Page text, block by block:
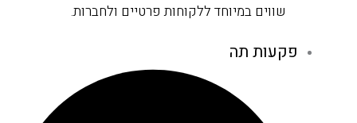
שווים במיוחד ללקוחות פרטיים ולחברות.
פקעות תה